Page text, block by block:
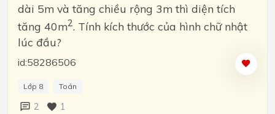
dài 5m và tăng chiều rộng 3m thì diện tích
tăng 40m2. Tính kích thước của hình chữ nhật
lúc đầu?
id:58286506
Lớp 8 Toán
2 1